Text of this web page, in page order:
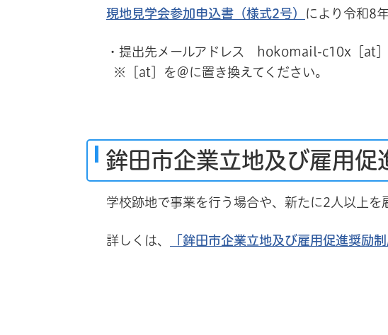
現地見学会参加申込書（様式2号） により令和8
・提出先メールアドレス hokomail-c10x［at
※［at］を＠に置き換えてください。
鉾田市企業立地及び雇用促
学校跡地で事業を行う場合や、新たに2人以上を
詳しくは、 「鉾田市企業立地及び雇用促進奨励制